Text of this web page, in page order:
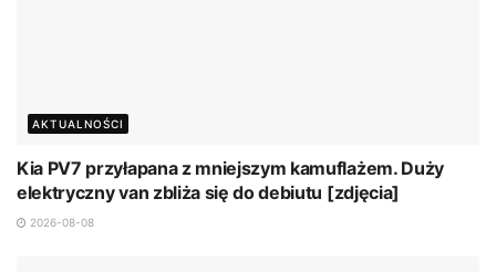
AKTUALNOŚCI
Kia PV7 przyłapana z mniejszym kamuflażem. Duży
elektryczny van zbliża się do debiutu [zdjęcia]
2026-08-08